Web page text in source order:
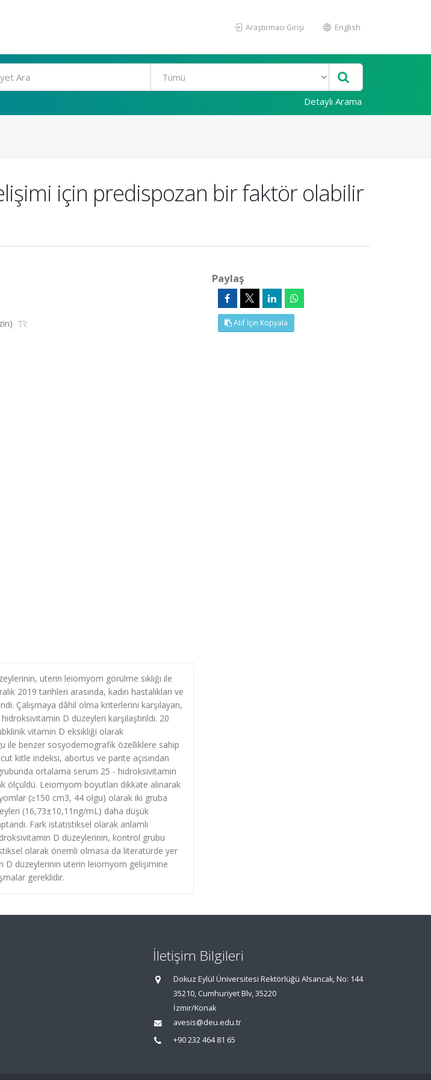
Araştırmacı Girişi English
Detaylı Arama
için predispozan bir faktör olabilir
uterin leiomyom görülme sıklığı ile
2019 tarihleri arasında, kadın hastalıkları ve
Çalışmaya dâhil olma kriterlerini karşılayan,
D düzeyleri karşılaştırıldı. 20
vitamin D eksikliği olarak
ile benzer sosyodemografik özelliklere sahip
kitle indeksi, abortus ve parite açısından
ortalama serum 25 - hidroksivitamin
Leiomyom boyutları dikkate alınarak
(≥150 cm3, 44 olgu) olarak iki gruba
(16,73±10,11ng/mL) daha düşük
Fark istatistiksel olarak anlamlı
D düzeylerinin, kontrol grubu
olarak önemli olmasa da literatürde yer
D düzeylerinin uterin leiomyom gelişimine
gereklidir.
Paylaş
Atıf İçin Kopyala
İletişim Bilgileri
Dokuz Eylül Üniversitesi Rektörlüğü Alsancak, No: 144
35210, Cumhuriyet Blv, 35220
İzmir/Konak
avesis@deu.edu.tr
+90 232 464 81 65